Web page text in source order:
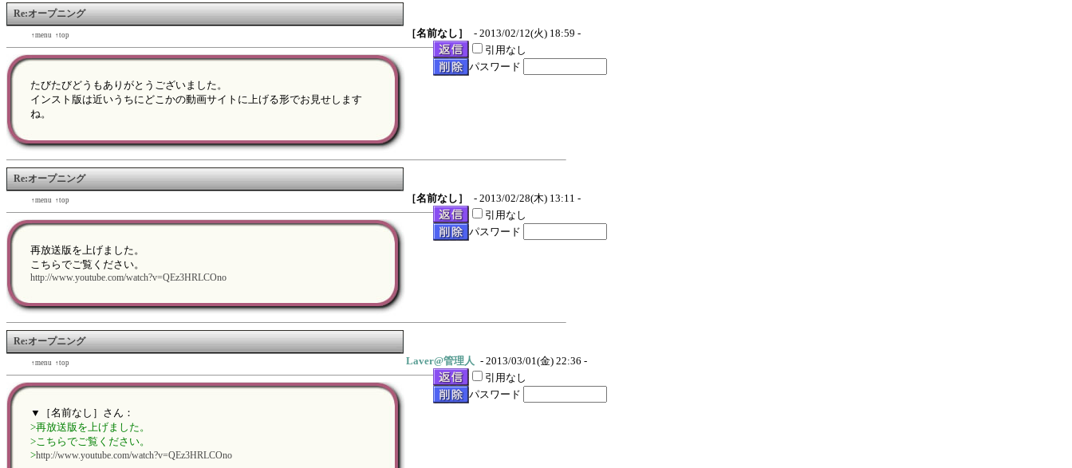
Re:オープニング
↑menu ↑top ［名前なし］
- 2013/02/12(火) 18:59 -
引用なし
パスワード
たびたびどうもありがとうございました。
インスト版は近いうちにどこかの動画サイトに上げる形でお見せします
ね。
Re:オープニング
↑menu ↑top ［名前なし］
- 2013/02/28(木) 13:11 -
引用なし
パスワード
再放送版を上げました。
こちらでご覧ください。
http://www.youtube.com/watch?v=QEz3HRLCOno
Re:オープニング
↑menu ↑top Laver@管理人 - 2013/03/01(金) 22:36 -
引用なし
パスワード
▼［名前なし］さん：
>再放送版を上げました。
>こちらでご覧ください。
>http://www.youtube.com/watch?v=QEz3HRLCOno